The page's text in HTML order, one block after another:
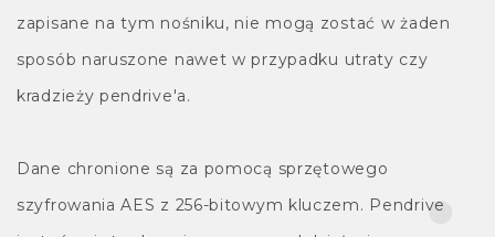
zapisane na tym nośniku, nie mogą zostać w żaden
sposób naruszone nawet w przypadku utraty czy
kradzieży pendrive'a.
Dane chronione są za pomocą sprzętowego
szyfrowania AES z 256-bitowym kluczem. Pendrive